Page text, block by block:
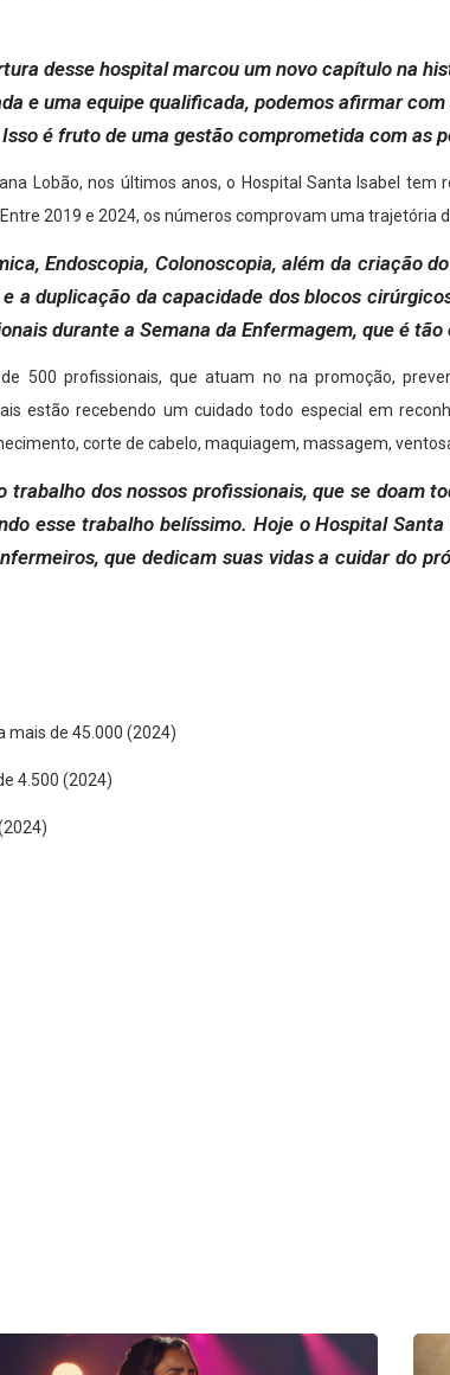
desse hospital marcou um novo capítulo na
e uma equipe qualificada, podemos afirmar
é fruto de uma gestão comprometida com as
Lobão, nos últimos anos, o Hospital Santa Isabel
2019 e 2024, os números comprovam uma trajetória
Endoscopia, Colonoscopia, além da criação
a duplicação da capacidade dos blocos
durante a Semana da Enfermagem, que é
500 profissionais, que atuam no na promoção,
estão recebendo um cuidado todo especial em
corte de cabelo, maquiagem, massagem,
dos nossos profissionais, que se doam
esse trabalho belíssimo. Hoje o Hospital
que dedicam suas vidas a cuidar do
mais de 45.000 (2024)
4.500 (2024)